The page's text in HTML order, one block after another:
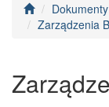
Zarządzenia